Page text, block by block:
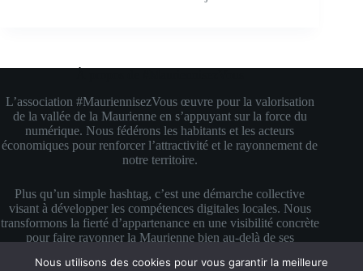
L’association #MauriennisezVous œuvre pour la valorisation
de la vallée de la Maurienne en s’appuyant sur la force du
numérique. Nous fédérons les habitants et les acteurs
économiques pour renforcer l’attractivité et le rayonnement de
notre territoire.
Plus qu’un simple hashtag, c’est une démarche collective
visant à développer les compétences digitales locales. Nous
transformons la fierté d’appartenance en une visibilité concrète
pour faire rayonner la Maurienne bien au-delà de ses
Copyright © 2026 #MauriennisezVous — Propulsé avec
Nous utilisons des cookies pour vous garantir la meilleure